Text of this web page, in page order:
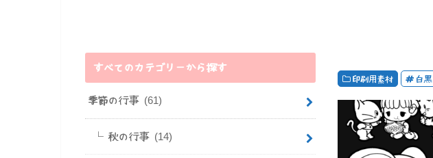
印刷用素材 白黒
すべてのカテゴリーから探す
季節の行事 (61)
秋の行事 (14)